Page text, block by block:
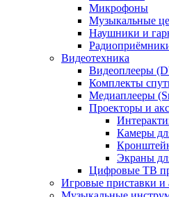
Микрофоны
Музыкальные
Наушники и
Видеотехника
Видеоплееры
Комплекты
Медиаплееры
Проекторы и
Камеры
Экраны
Цифровые ТВ
Игровые приставки и